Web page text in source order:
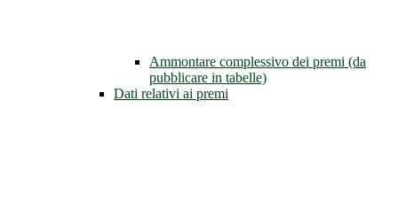
Ammontare complessivo dei premi (da
pubblicare in tabelle)
Dati relativi ai premi